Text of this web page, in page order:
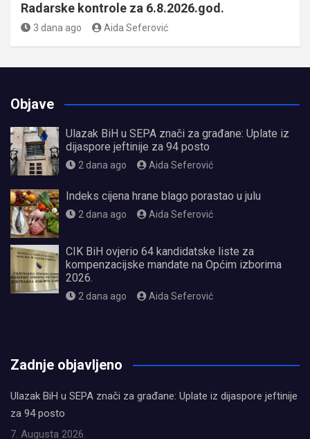
Radarske kontrole za 6.8.2026.god.
3 dana ago Aida Seferović
Objave
Ulazak BiH u SEPA znači za građane: Uplate iz
dijaspore jeftinije za 94 posto
2 dana ago Aida Seferović
Indeks cijena hrane blago porastao u julu
2 dana ago Aida Seferović
CIK BiH ovjerio 64 kandidatske liste za
kompenzacijske mandate na Općim izborima
2026.
2 dana ago Aida Seferović
Zadnje objavljeno
Ulazak BiH u SEPA znači za građane: Uplate iz dijaspore jeftinije
za 94 posto
7. Augusta 2026.